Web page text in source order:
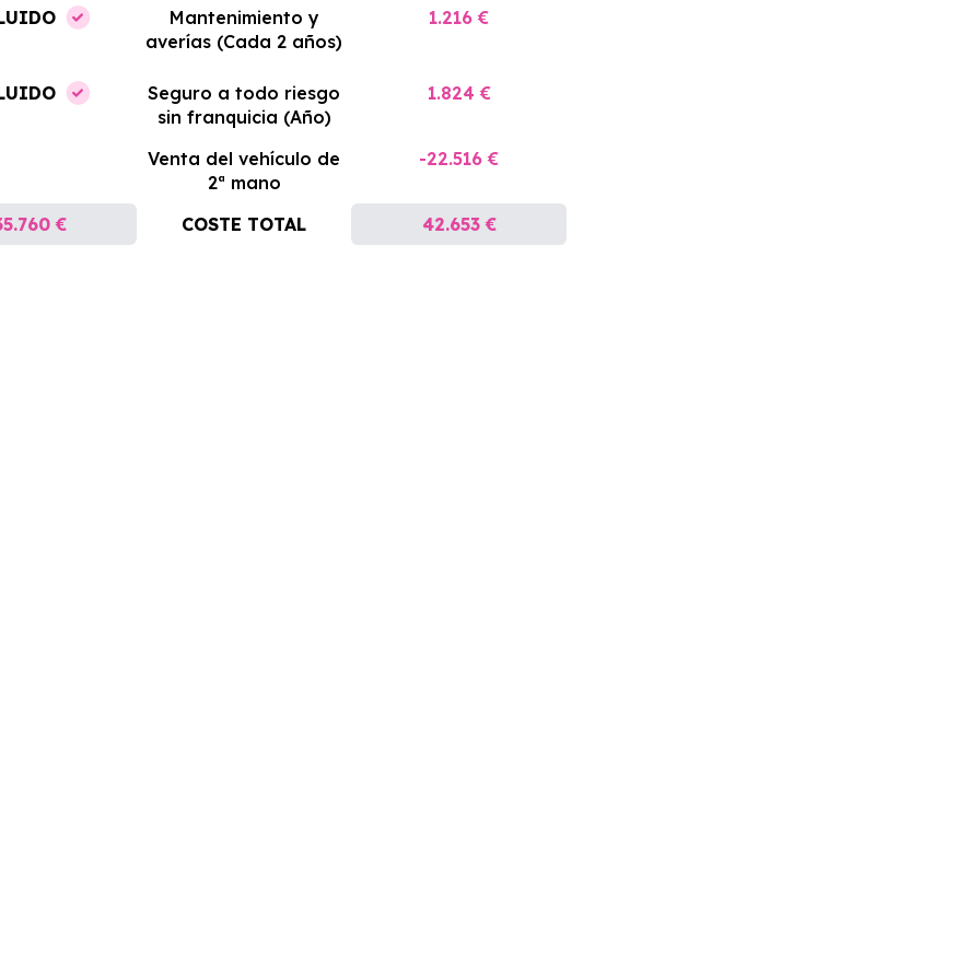
Mantenimiento y
averías (Cada 2 años)
1.216 €
Seguro a todo riesgo
sin franquicia (Año)
1.824 €
Venta del vehículo de
2ª mano
-22.516 €
€ COSTE TOTAL 42.653 €